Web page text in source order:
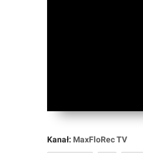
Kanał: MaxFloRec TV